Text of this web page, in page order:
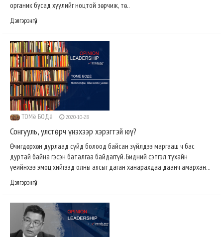
органик бусад хуулийг ноцтой зөрчиж, тө..
Дэлгэрэнгүй
ТОМё БОДё 2020-10-28
Сонгууль, улстөрч үнэхээр хэрэгтэй юү?
Өчигдөрхөн дурлаад сүйд болоод байсан зүйлдээ маргааш ч бас
дуртай байна гэсэн баталгаа байдаггүй. Бидний сэтгэл тухайн
үеийнхээ эмоц хийгээд олны аясыг даган ханарахдаа даанч амархан...
Дэлгэрэнгүй